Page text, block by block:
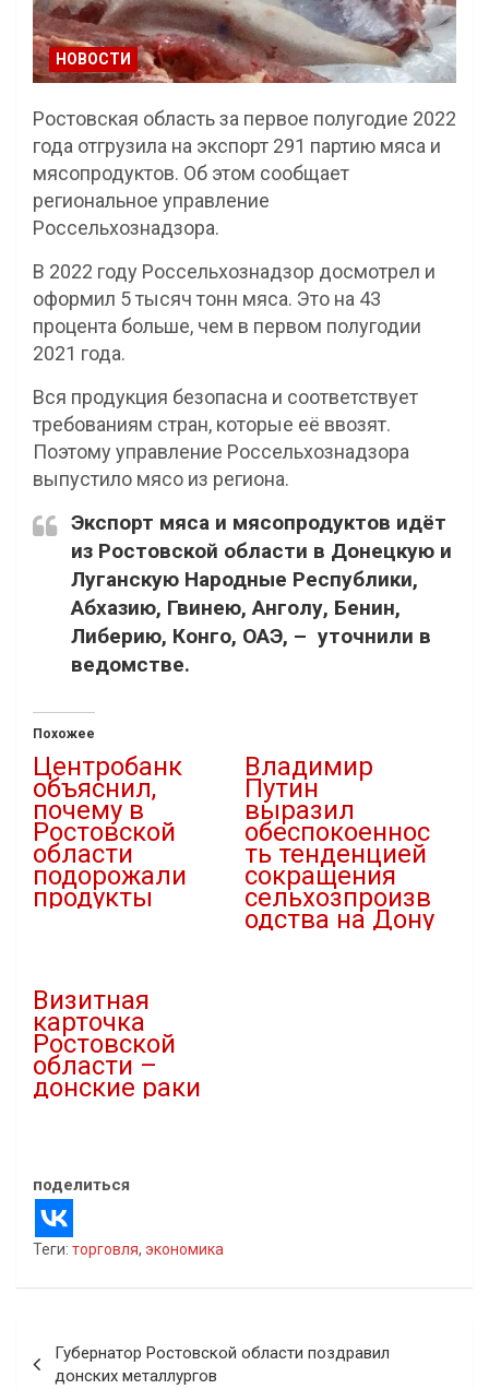
НОВОСТИ
Ростовская область за первое полугодие 2022
года отгрузила на экспорт 291 партию мяса и
мясопродуктов. Об этом сообщает
региональное управление
Россельхознадзора.
В 2022 году Россельхознадзор досмотрел и
оформил 5 тысяч тонн мяса. Это на 43
процента больше, чем в первом полугодии
2021 года.
Вся продукция безопасна и соответствует
требованиям стран, которые её ввозят.
Поэтому управление Россельхознадзора
выпустило мясо из региона.
Экспорт мяса и мясопродуктов идёт
из Ростовской области в Донецкую и
Луганскую Народные Республики,
Абхазию, Гвинею, Анголу, Бенин,
Либерию, Конго, ОАЭ, – уточнили в
ведомстве.
Похожее
Центробанк
объяснил,
почему в
Ростовской
области
подорожали
продукты
Владимир
Путин
выразил
обеспокоеннос
ть тенденцией
сокращения
сельхозпроизв
одства на Дону
Визитная
карточка
Ростовской
области –
донские раки
поделиться
Теги: торговля, экономика
по
Губернатор Ростовской области поздравил
донских металлургов